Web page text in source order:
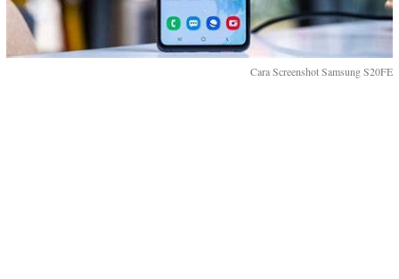
Cara Screenshot Samsung S20FE